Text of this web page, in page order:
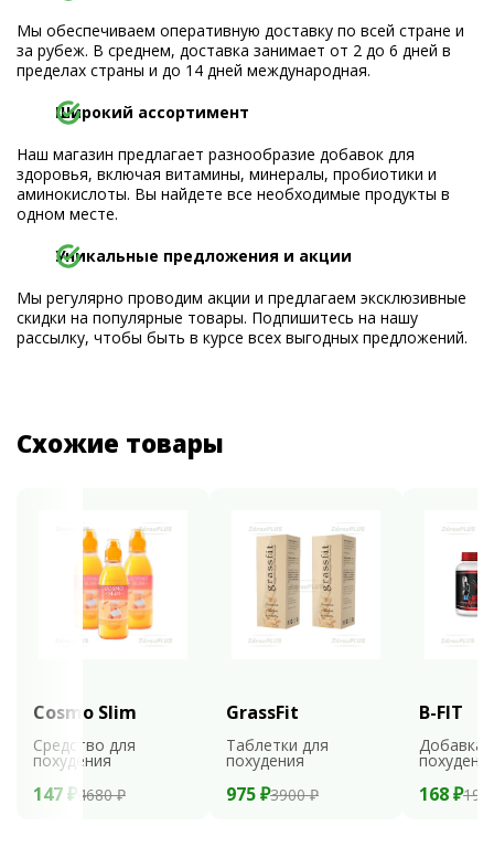
Мы обеспечиваем оперативную доставку по всей стране и
за рубеж. В среднем, доставка занимает от 2 до 6 дней в
пределах страны и до 14 дней международная.
Широкий ассортимент
Наш магазин предлагает разнообразие добавок для
здоровья, включая витамины, минералы, пробиотики и
аминокислоты. Вы найдете все необходимые продукты в
одном месте.
Уникальные предложения и акции
Мы регулярно проводим акции и предлагаем эксклюзивные
скидки на популярные товары. Подпишитесь на нашу
рассылку, чтобы быть в курсе всех выгодных предложений.
Схожие товары
Cosmo Slim
Средство для
похудения
147 ₽ 4680 ₽
GrassFit
Таблетки для
похудения
975 ₽3900 ₽
B-FIT
Добавка
168 ₽